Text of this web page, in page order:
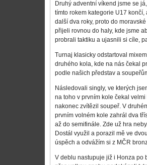
Druhý adventní víkend jsme se
tímto rokem kategorie U17
další dva roky, proto do
přijeli rovnou do haly, kde jsme
probrali taktiku a ujasnili si cíle,
Turnaj klasicky odstartoval
druhého kola, kde na nás čekal
podle našich představ a
Následovali singly, ve kterých
na toho v prvním kole čekal
nakonec zvítězil soupeř. V
prvním volném kole zahrál dva
až do semifinále. Zde už hra
Dostál využil a porazil mě ve
úspěch a odvážím si z MČR
V deblu nastupuje již i Honza po